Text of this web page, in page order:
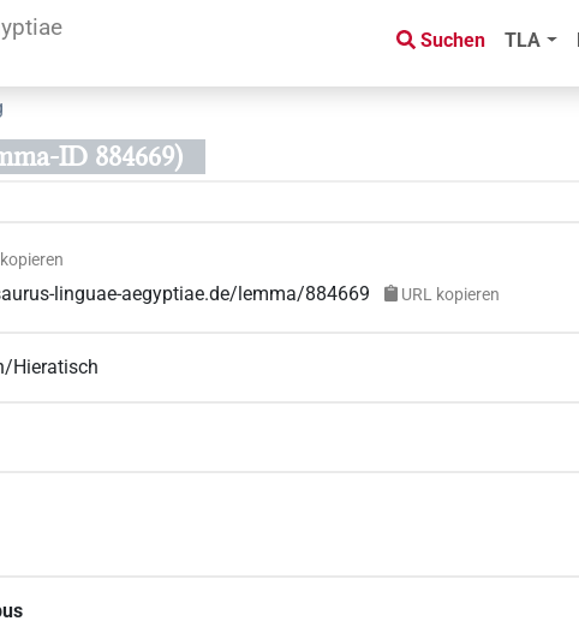
Suchen TLA
ID 884669)
linguae-aegyptiae.de/lemma/884669 URL kopieren
Hieratisch